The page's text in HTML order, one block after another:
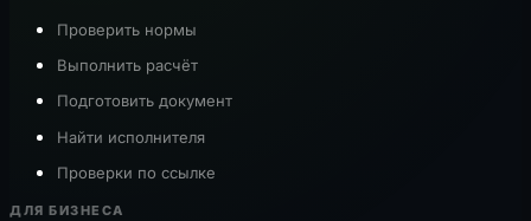
Проверить нормы
Выполнить расчёт
Подготовить документ
Найти исполнителя
Проверки по ссылке
ДЛЯ БИЗНЕСА